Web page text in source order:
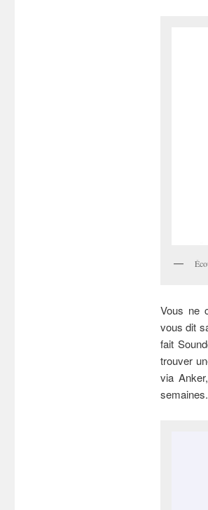
Vous ne
vous dit
fait
trouver
via
semaines.